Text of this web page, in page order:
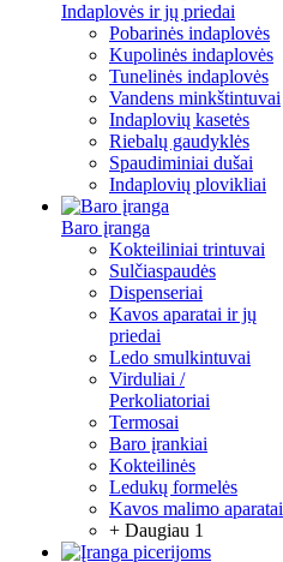
Indaplovės ir jų priedai
Pobarinės indaplovės
Kupolinės indaplovės
Tunelinės indaplovės
Vandens minkštintuvai
Indaplovių kasetės
Riebalų gaudyklės
Spaudiminiai dušai
Indaplovių plovikliai
Baro įranga
Kokteiliniai trintuvai
Sulčiaspaudės
Dispenseriai
Kavos aparatai ir jų
priedai
Ledo smulkintuvai
Virduliai /
Perkoliatoriai
Termosai
Baro įrankiai
Kokteilinės
Ledukų formelės
Kavos malimo aparatai
+ Daugiau 1